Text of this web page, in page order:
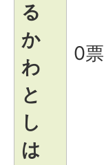
る
か
わ
と
し
は
0票